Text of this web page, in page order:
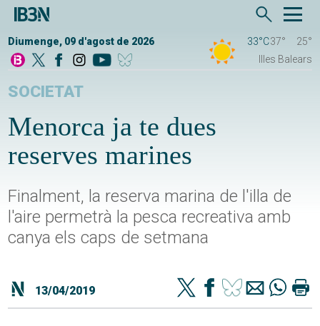
Diumenge, 09 d'agost de 2026 33°C37°
25°
Illes Balears
SOCIETAT
Menorca ja te dues
reserves marines
Finalment, la reserva marina de l'illa de
l'aire permetrà la pesca recreativa amb
canya els caps de setmana
13/04/2019